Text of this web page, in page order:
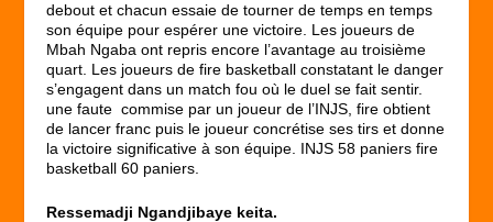
debout et chacun essaie de tourner de temps en temps
son équipe pour espérer une victoire. Les joueurs de
Mbah Ngaba ont repris encore l’avantage au troisième
quart. Les joueurs de fire basketball constatant le danger
s’engagent dans un match fou où le duel se fait sentir.
une faute commise par un joueur de l’INJS, fire obtient
de lancer franc puis le joueur concrétise ses tirs et donne
la victoire significative à son équipe. INJS 58 paniers fire
basketball 60 paniers.
Ressemadji Ngandjibaye keita.